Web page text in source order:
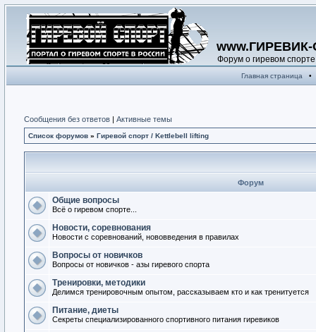
Форум о гиревом спорте
Главная страница •
Сообщения без ответов | Активные темы
Список форумов » Гиревой спорт / Kettlebell lifting
Форум
Общие вопросы
Всё о гиревом спорте...
Новости, соревнования
Новости с соревнований, нововведения в правилах
Вопросы от новичков
Вопросы от новичков - азы гиревого спорта
Тренировки, методики
Делимся тренировочным опытом, рассказываем кто и как тренитуется
Питание, диеты
Секреты специализированного спортивного питания гиревиков